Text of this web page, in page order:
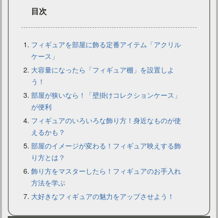
IKEAのサービスを利用して最高のインテリアコーディネート！
目次
フィギュアを部屋に飾る定番アイテム「アクリル
ケース」
大容量になったら「フィギュア棚」を設置しよ
う！
部屋が狭いなら！「壁掛けコレクションケース」
が便利
フィギュアのいろいろな飾り方！身近なものが使
えるかも？
部屋のイメージが変わる！フィギュア映えする飾
り方とは？
飾り方をマスターしたら！フィギュアのお手入れ
方法を学ぶ
大好きなフィギュアの魅力をアップさせよう！